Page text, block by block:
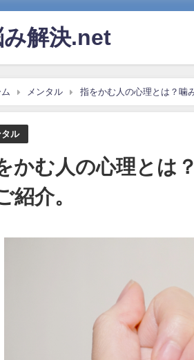
み解決.net
メンタル 指をかむ人の心理とは？噛
タル
かむ人の心理とは
紹介。